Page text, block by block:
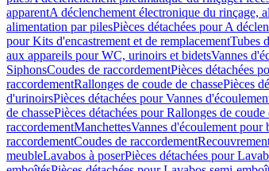
apparentA déclenchement électronique du rinçage,
alimentation par pilesPièces détachées pour A
pour Kits d'encastrement et de remplacementTubes
aux appareils pour WC, urinoirs et bidetsVannes
SiphonsCoudes de raccordementPièces détachées
raccordementRallonges de coude de chassePièces
d'urinoirsPièces détachées pour Vannes
de chassePièces détachées pour Rallonges de coude
raccordementManchettesVannes d'écoulement pour
raccordementCoudes de raccordement
meubleLavabos à poserPièces détachées pour